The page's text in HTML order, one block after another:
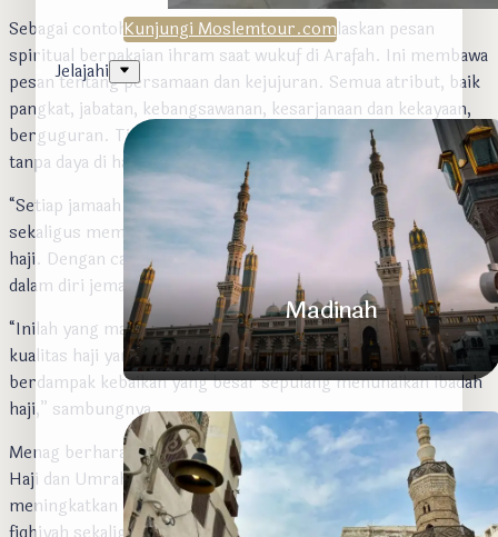
Kunjungi Moslemtour.com
Jelajahi
Madinah
Kota Nabi yang Penuh Kedamaian
Sebagai contoh, e-book manasik ini menjelaskan pesan
spiritual berpakaian ihram saat wukuf di Arafah. Ini membawa
pesan tentang persamaan dan kejujuran. Semua atribut, baik
pangkat, jabatan, kebangsawanan, kesarjanaan dan kekayaan,
berguguran. Tinggalah seorang diri sebagai manusia lemah
tanpa daya di hadapan Allah Yang Maha Kuasa.
“Setiap jamaah haji perlu memahami makna simbolik dan
sekaligus memaknai secara sufistik di balik simbol-simbol
haji. Dengan cara itu, akan terjadi perubahan mendasar di
dalam diri jemaah,” pesan Menag.
“Inilah yang mampu menghadirkan haji mabrur, sebuah
kualitas haji yang menjadi idaman bagi para hujjaj, yang akan
berdampak kebaikan yang besar sepulang menunaikan ibadah
haji,” sambungnya.
Menag berharap, buku elektronik tentang Bimbingan Manasik
Haji dan Umrah ini dapat membantu setiap jemaah haji
meningkatkan pemahamannya tentang ibadah haji dari aspek